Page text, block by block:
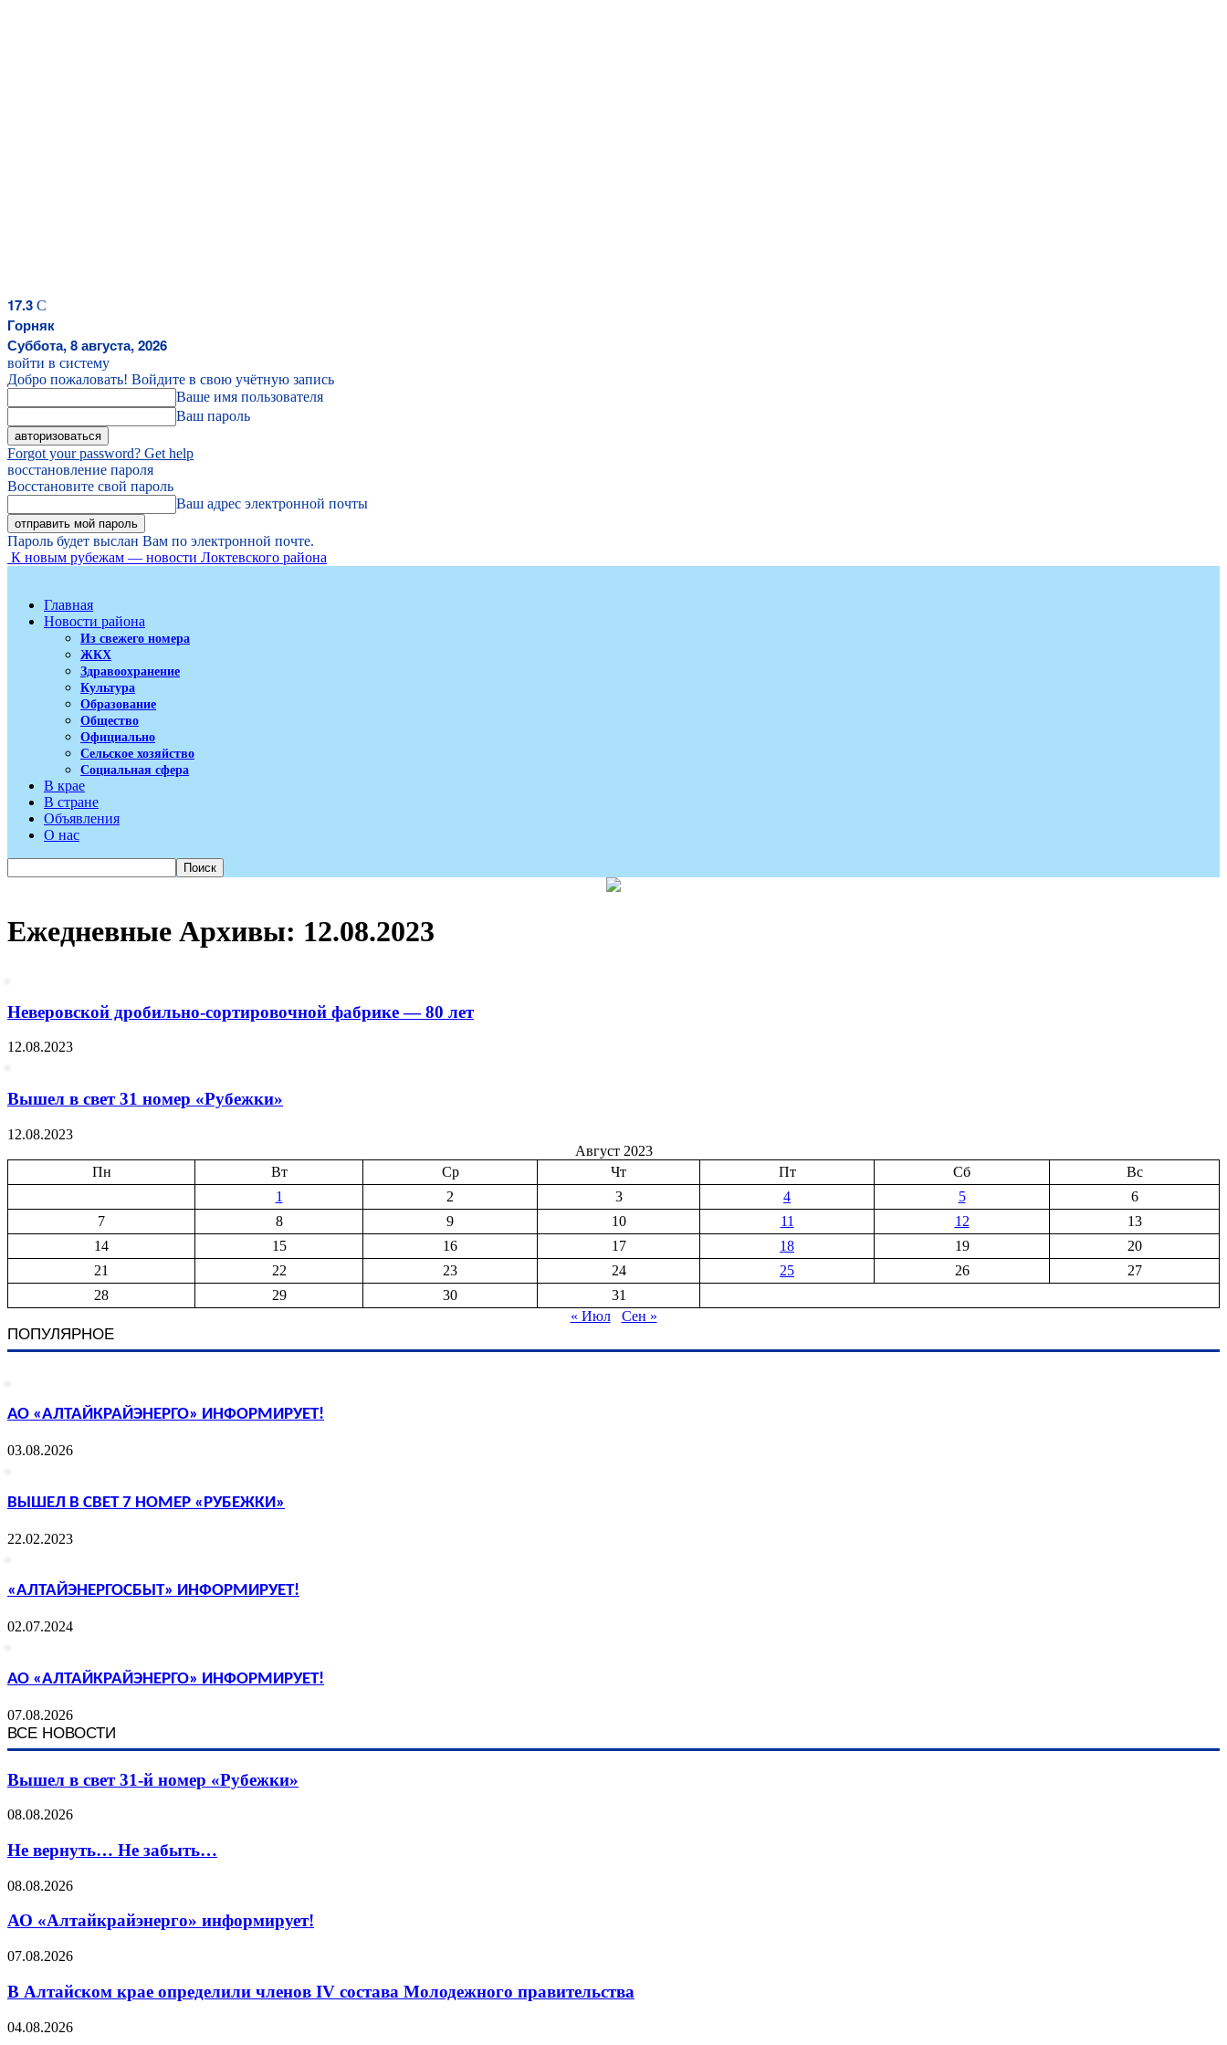
17.3 C
Горняк
Суббота, 8 августа, 2026
войти в систему
Добро пожаловать! Войдите в свою учётную запись
Ваше имя пользователя
Ваш пароль
Forgot your password? Get help
восстановление пароля
Восстановите свой пароль
Ваш адрес электронной почты
Пароль будет выслан Вам по электронной почте.
К новым рубежам — новости Локтевского района
Главная
Новости района
Из свежего номера
ЖКХ
Здравоохранение
Культура
Образование
Общество
Официально
Сельское хозяйство
Социальная сфера
В крае
В стране
Объявления
О нас
Ежедневные Архивы: 12.08.2023
Неверовской дробильно-сортировочной фабрике — 80 лет
12.08.2023
Вышел в свет 31 номер «Рубежки»
12.08.2023
Август 2023
Пн
Вт Ср Чт Пт Сб
Вс
1
2 3 4 5
6
7
8 9 10 11 12
13
14
15 16 17 18 19
20
21
22 23 24 25 26
27
28
29 30
31
« Июл
Сен »
ПОПУЛЯРНОЕ
АО «АЛТАЙКРАЙЭНЕРГО» ИНФОРМИРУЕТ!
03.08.2026
ВЫШЕЛ В СВЕТ 7 НОМЕР «РУБЕЖКИ»
22.02.2023
«АЛТАЙЭНЕРГОСБЫТ» ИНФОРМИРУЕТ!
02.07.2024
АО «АЛТАЙКРАЙЭНЕРГО» ИНФОРМИРУЕТ!
07.08.2026
ВСЕ НОВОСТИ
Вышел в свет 31-й номер «Рубежки»
08.08.2026
Не вернуть… Не забыть…
08.08.2026
АО «Алтайкрайэнерго» информирует!
07.08.2026
В Алтайском крае определили членов IV состава Молодежного правительства
04.08.2026